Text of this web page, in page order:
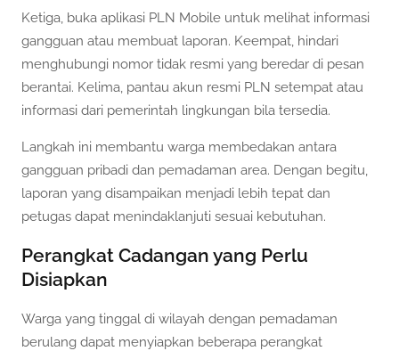
Ketiga, buka aplikasi PLN Mobile untuk melihat informasi
gangguan atau membuat laporan. Keempat, hindari
menghubungi nomor tidak resmi yang beredar di pesan
berantai. Kelima, pantau akun resmi PLN setempat atau
informasi dari pemerintah lingkungan bila tersedia.
Langkah ini membantu warga membedakan antara
gangguan pribadi dan pemadaman area. Dengan begitu,
laporan yang disampaikan menjadi lebih tepat dan
petugas dapat menindaklanjuti sesuai kebutuhan.
Perangkat Cadangan yang Perlu
Disiapkan
Warga yang tinggal di wilayah dengan pemadaman
berulang dapat menyiapkan beberapa perangkat